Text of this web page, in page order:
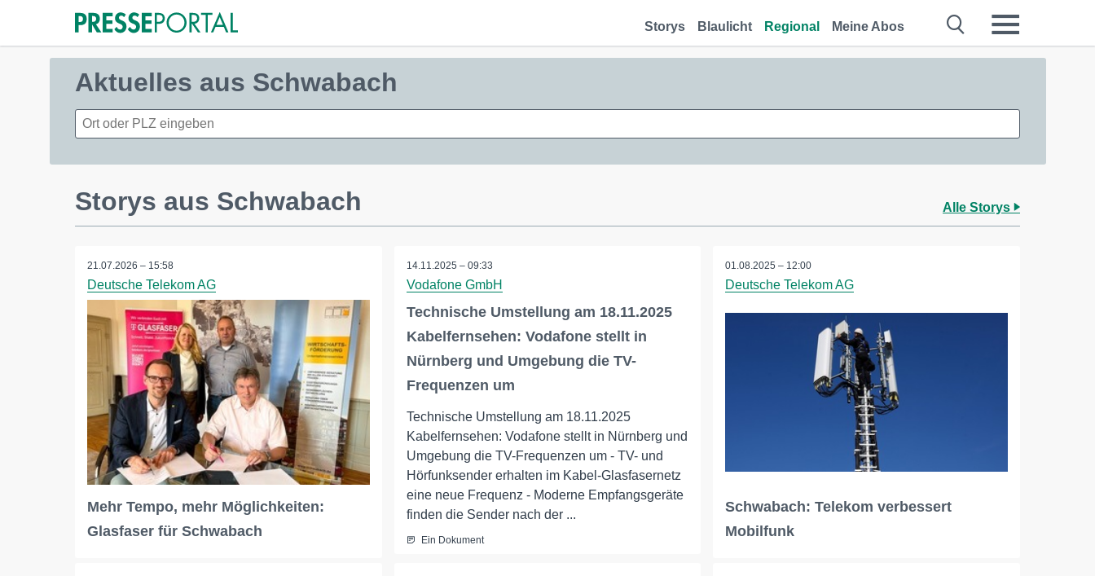
Storys Blaulicht Regional Meine Abos
Aktuelles aus Schwabach
Storys aus Schwabach Alle Storys
21.07.2026 – 15:58
Deutsche Telekom AG
Mehr Tempo, mehr Möglichkeiten:
Glasfaser für Schwabach
14.11.2025 – 09:33
Vodafone GmbH
Technische Umstellung am 18.11.2025
Kabelfernsehen: Vodafone stellt in
Nürnberg und Umgebung die TV-
Frequenzen um
Technische Umstellung am 18.11.2025
Kabelfernsehen: Vodafone stellt in Nürnberg und
Umgebung die TV-Frequenzen um - TV- und
Hörfunksender erhalten im Kabel-Glasfasernetz
eine neue Frequenz - Moderne Empfangsgeräte
finden die Sender nach der ...
Ein Dokument
01.08.2025 – 12:00
Deutsche Telekom AG
Schwabach: Telekom verbessert
Mobilfunk